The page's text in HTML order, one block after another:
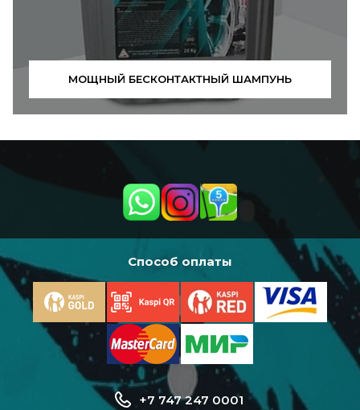
МОЩНЫЙ БЕСКОНТАКТНЫЙ ШАМПУНЬ
Способ оплаты
+7 747 247 0001